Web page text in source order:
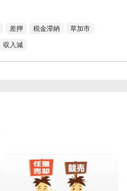
差押 税金滞納 草加市
収入減